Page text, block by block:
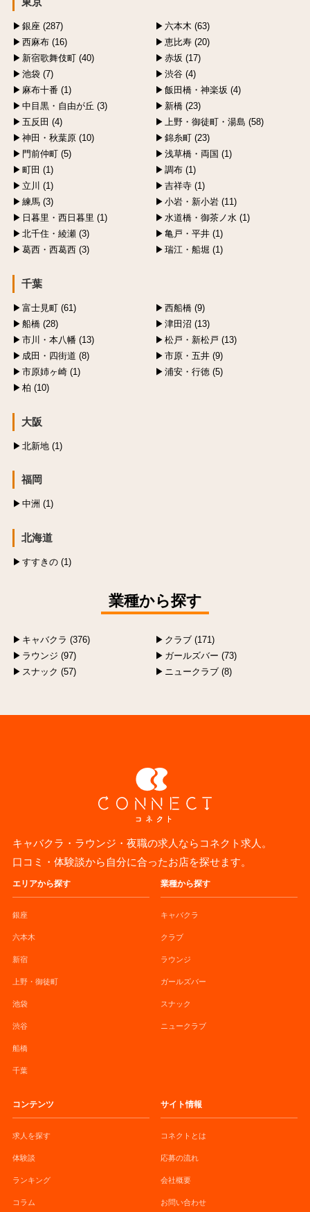
銀座 (287)
六本木 (63)
西麻布 (16)
恵比寿 (20)
新宿歌舞伎町 (40)
赤坂 (17)
池袋 (7)
渋谷 (4)
麻布十番 (1)
飯田橋・神楽坂 (4)
中目黒・自由が丘 (3)
新橋 (23)
五反田 (4)
上野・御徒町・湯島 (58)
神田・秋葉原 (10)
錦糸町 (23)
門前仲町 (5)
浅草橋・両国 (1)
町田 (1)
調布 (1)
立川 (1)
吉祥寺 (1)
練馬 (3)
小岩・新小岩 (11)
日暮里・西日暮里 (1)
水道橋・御茶ノ水 (1)
北千住・綾瀬 (3)
亀戸・平井 (1)
葛西・西葛西 (3)
瑞江・船堀 (1)
千葉
富士見町 (61)
西船橋 (9)
船橋 (28)
津田沼 (13)
市川・本八幡 (13)
松戸・新松戸 (13)
成田・四街道 (8)
市原・五井 (9)
市原姉ヶ崎 (1)
浦安・行徳 (5)
柏 (10)
大阪
北新地 (1)
福岡
中洲 (1)
北海道
すすきの (1)
業種から探す
キャバクラ (376)
クラブ (171)
ラウンジ (97)
ガールズバー (73)
スナック (57)
ニュークラブ (8)
キャバクラ・ラウンジ・夜職の求人ならコネクト求人。
口コミ・体験談から自分に合ったお店を探せます。
エリアから探す
銀座
六本木
新宿
上野・御徒町
池袋
渋谷
船橋
千葉
業種から探す
キャバクラ
クラブ
ラウンジ
ガールズバー
スナック
ニュークラブ
コンテンツ
求人を探す
体験談
ランキング
コラム
サイト情報
コネクトとは
応募の流れ
会社概要
お問い合わせ